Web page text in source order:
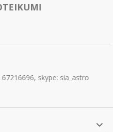
skype: sia_astro